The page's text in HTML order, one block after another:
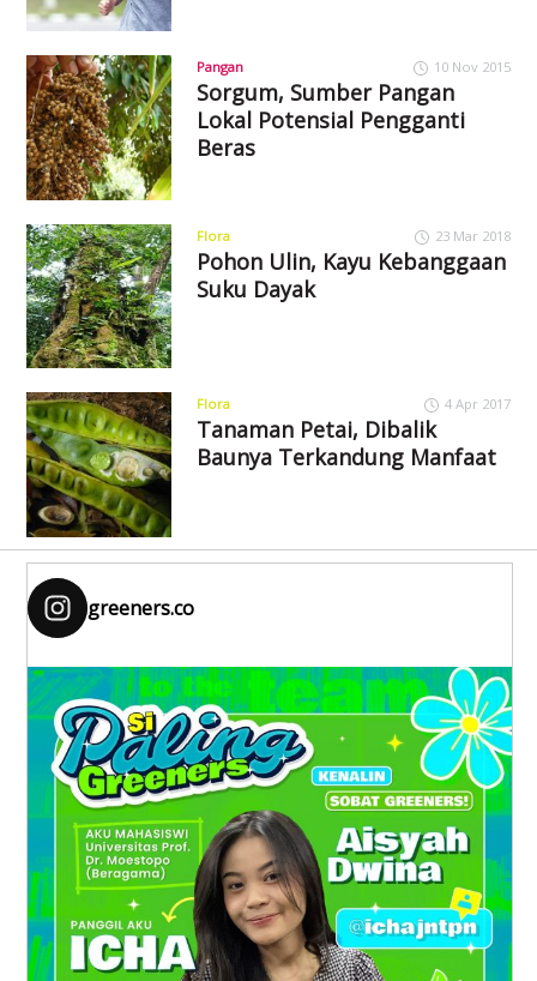
Pangan 10 Nov 2015
Sorgum, Sumber Pangan
Lokal Potensial Pengganti
Beras
Flora 23 Mar 2018
Pohon Ulin, Kayu Kebanggaan
Suku Dayak
Flora 4 Apr 2017
Tanaman Petai, Dibalik
Baunya Terkandung Manfaat
greeners.co